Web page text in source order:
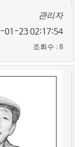
관리자
01-23 02:17:54
조회수 : 8